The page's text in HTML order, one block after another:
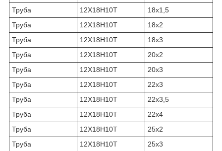
Труба
12Х18Н10Т
18х1,5
Труба
12Х18Н10Т
18х2
Труба
12Х18Н10Т
18х3
Труба
12Х18Н10Т
20х2
Труба
12Х18Н10Т
20х3
Труба
12Х18Н10Т
22х3
Труба
12Х18Н10Т
22х3,5
Труба
12Х18Н10Т
22х4
Труба
12Х18Н10Т
25х2
Труба
12Х18Н10Т
25х3